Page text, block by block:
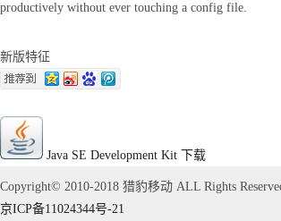
productively without ever touching a config file.
新版特征
Java SE Development Kit 下载
Copyright© 2010-2018 猎豹移动 ALL Rights
京ICP备11024344号-21